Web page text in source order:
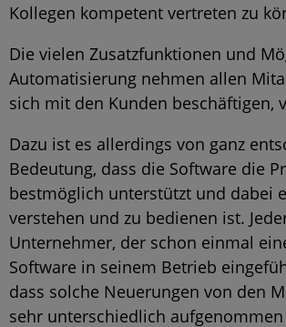
Kollegen kompetent vertreten zu
Die vielen Zusatzfunktionen und
Automatisierung nehmen allen
sich mit den Kunden beschäftigen,
Dazu ist es allerdings von ganz
Bedeutung, dass die Software die
bestmöglich unterstützt und dabei
verstehen und zu bedienen ist.
Unternehmer, der schon einmal
Software in seinem Betrieb
dass solche Neuerungen von den
sehr unterschiedlich